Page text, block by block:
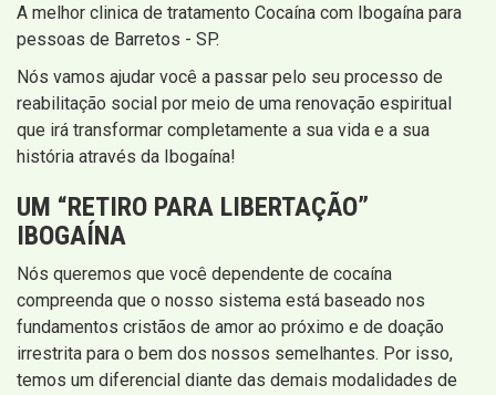
A melhor clinica de tratamento Cocaína com Ibogaína para
pessoas de Barretos - SP.
Nós vamos ajudar você a passar pelo seu processo de
reabilitação social por meio de uma renovação espiritual
que irá transformar completamente a sua vida e a sua
história através da Ibogaína!
UM “RETIRO PARA LIBERTAÇÃO”
IBOGAÍNA
Nós queremos que você dependente de cocaína
compreenda que o nosso sistema está baseado nos
fundamentos cristãos de amor ao próximo e de doação
irrestrita para o bem dos nossos semelhantes. Por isso,
temos um diferencial diante das demais modalidades de